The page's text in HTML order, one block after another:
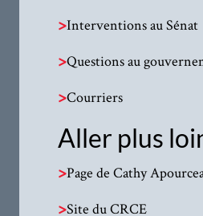
>Interventions au Sénat
>Questions au
>Courriers
Aller plus
>Page de Cathy
>Site du CRCE